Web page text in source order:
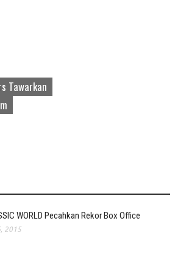
Tawarkan
WORLD Pecahkan Rekor Box Office
2015